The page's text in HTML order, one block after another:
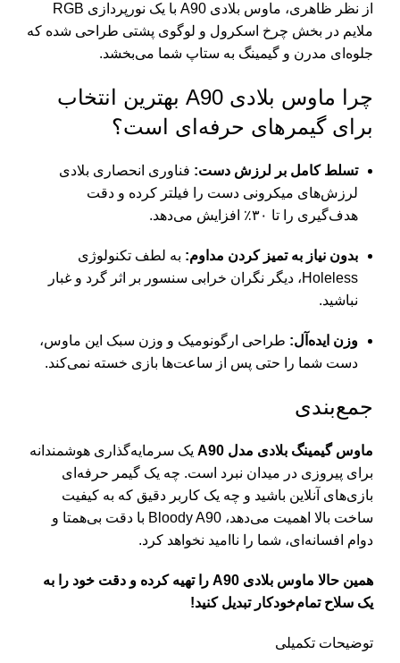
از نظر ظاهری، ماوس بلادی A90 با یک نورپردازی RGB
ملایم در بخش چرخ اسکرول و لوگوی پشتی طراحی شده که
جلوه‌ای مدرن و گیمینگ به ستاپ شما می‌بخشد.
چرا ماوس بلادی A90 بهترین انتخاب
برای گیمرهای حرفه‌ای است؟
تسلط کامل بر لرزش دست: فناوری انحصاری بلادی
لرزش‌های میکرونی دست را فیلتر کرده و دقت
هدف‌گیری را تا ۳۰٪ افزایش می‌دهد.
بدون نیاز به تمیز کردن مداوم: به لطف تکنولوژی
Holeless، دیگر نگران خرابی سنسور بر اثر گرد و غبار
نباشید.
وزن ایده‌آل: طراحی ارگونومیک و وزن سبک این ماوس،
دست شما را حتی پس از ساعت‌ها بازی خسته نمی‌کند.
جمع‌بندی
ماوس گیمینگ بلادی مدل A90
یک سرمایه‌گذاری هوشمندانه
برای پیروزی در میدان نبرد است. چه یک گیمر حرفه‌ای
بازی‌های آنلاین باشید و چه یک کاربر دقیق که به کیفیت
ساخت بالا اهمیت می‌دهد، Bloody A90 با دقت بی‌همتا و
دوام افسانه‌ای، شما را ناامید نخواهد کرد.
همین حالا ماوس بلادی A90 را تهیه کرده و دقت خود را به
یک سلاح تمام‌خودکار تبدیل کنید!
توضیحات تکمیلی